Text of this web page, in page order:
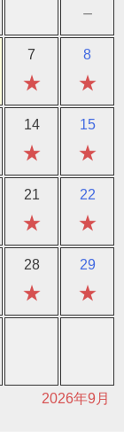
－
7
★
8
★
14
★
15
★
21
★
22
★
28
★
29
★
2026年9月